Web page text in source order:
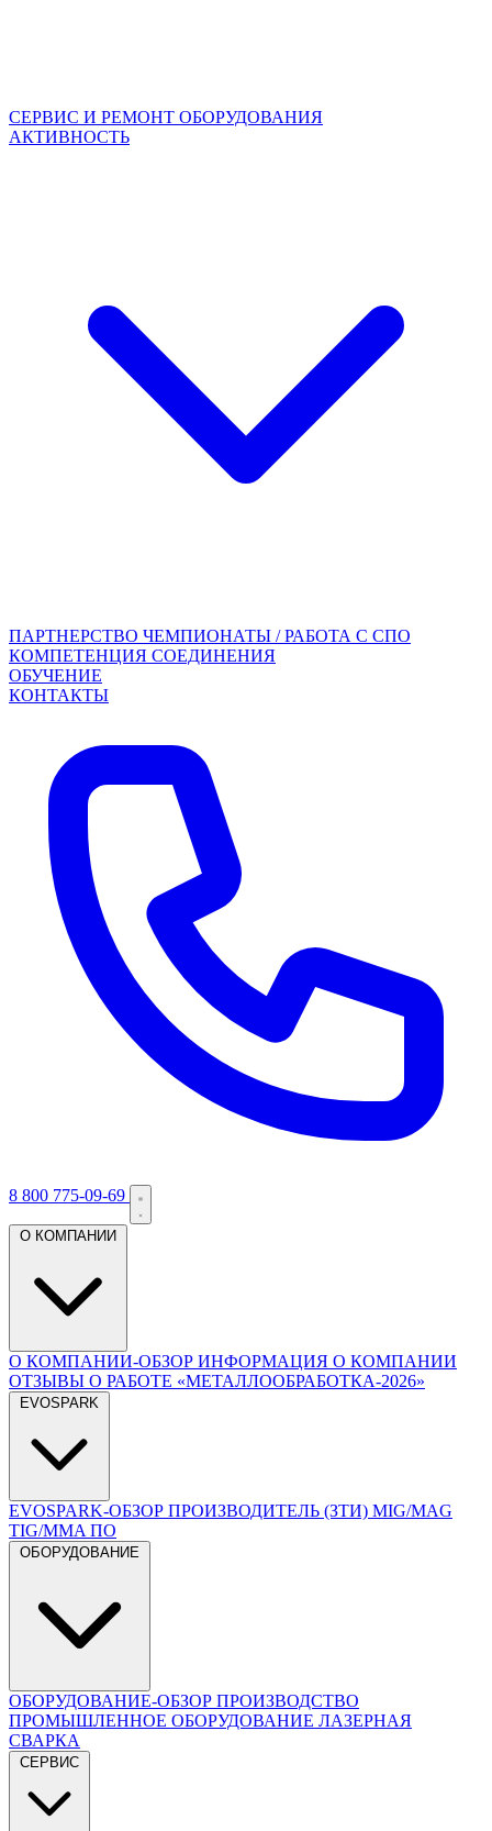
СЕРВИС И РЕМОНТ ОБОРУДОВАНИЯ
АКТИВНОСТЬ
ПАРТНЕРСТВО ЧЕМПИОНАТЫ / РАБОТА С СПО
КОМПЕТЕНЦИЯ СОЕДИНЕНИЯ
ОБУЧЕНИЕ
КОНТАКТЫ
8 800 775-09-69
О КОМПАНИИ
О КОМПАНИИ-ОБЗОР ИНФОРМАЦИЯ О КОМПАНИИ
ОТЗЫВЫ О РАБОТЕ «МЕТАЛЛООБРАБОТКА-2026»
EVOSPARK
EVOSPARK-ОБЗОР ПРОИЗВОДИТЕЛЬ (ЗТИ) MIG/MAG
TIG/MMA ПО
ОБОРУДОВАНИЕ
ОБОРУДОВАНИЕ-ОБЗОР ПРОИЗВОДСТВО
ПРОМЫШЛЕННОЕ ОБОРУДОВАНИЕ ЛАЗЕРНАЯ
СВАРКА
СЕРВИС